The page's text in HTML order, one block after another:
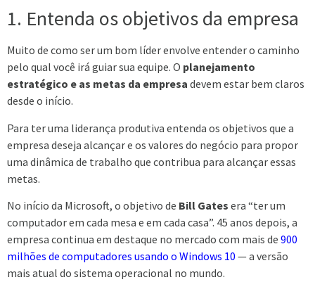
1. Entenda os objetivos da empresa
Muito de como ser um bom líder envolve entender o caminho
pelo qual você irá guiar sua equipe. O planejamento
estratégico e as metas da empresa devem estar bem claros
desde o início.
Para ter uma liderança produtiva entenda os objetivos que a
empresa deseja alcançar e os valores do negócio para propor
uma dinâmica de trabalho que contribua para alcançar essas
metas.
No início da Microsoft, o objetivo de Bill Gates era “ter um
computador em cada mesa e em cada casa”. 45 anos depois, a
empresa continua em destaque no mercado com mais de 900
milhões de computadores usando o Windows 10 — a versão
mais atual do sistema operacional no mundo.